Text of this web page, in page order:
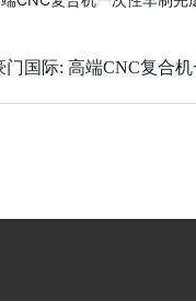
际: 高端CNC复合机一次性车